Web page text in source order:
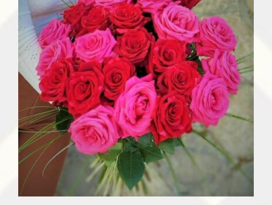
90,00 €